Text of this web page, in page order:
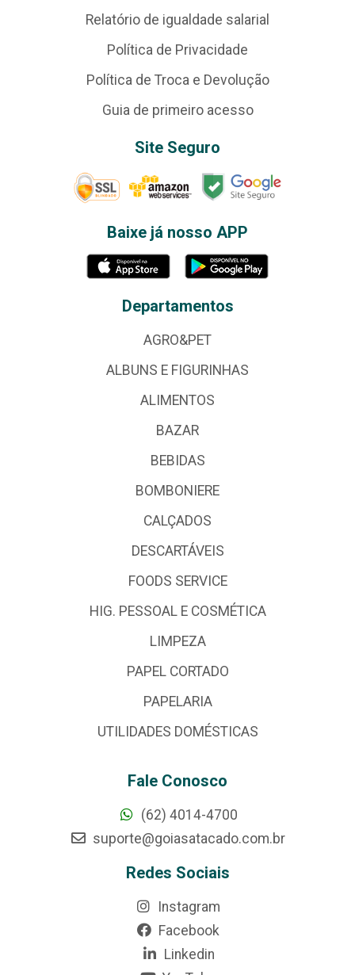
Relatório de igualdade salarial
Política de Privacidade
Política de Troca e Devolução
Guia de primeiro acesso
Site Seguro
Baixe já nosso APP
Departamentos
AGRO&PET
ALBUNS E FIGURINHAS
ALIMENTOS
BAZAR
BEBIDAS
BOMBONIERE
CALÇADOS
DESCARTÁVEIS
FOODS SERVICE
HIG. PESSOAL E COSMÉTICA
LIMPEZA
PAPEL CORTADO
PAPELARIA
UTILIDADES DOMÉSTICAS
Fale Conosco
(62) 4014-4700
suporte@goiasatacado.com.br
Redes Sociais
Instagram
Facebook
Linkedin